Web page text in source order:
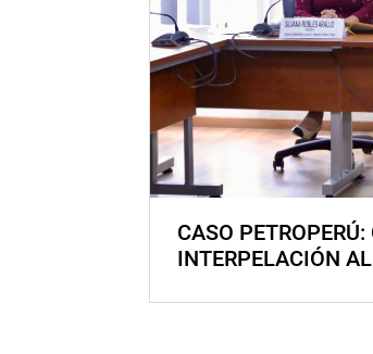
CASO
INTERPELACIÓN